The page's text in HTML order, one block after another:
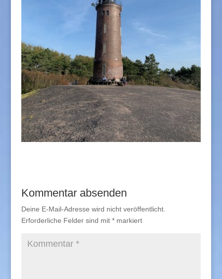
Kommentar absenden
Deine E-Mail-Adresse wird nicht veröffentlicht.
Erforderliche Felder sind mit *markiert